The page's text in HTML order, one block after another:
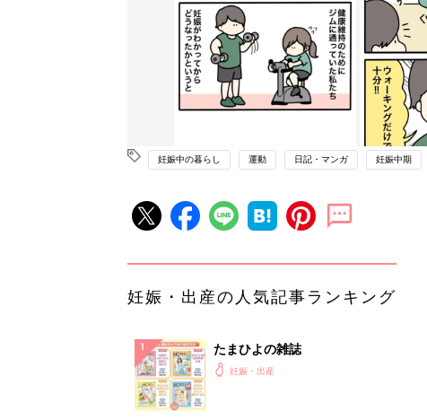
妊娠中の暮らし 運動 日記・マンガ 妊娠中期
妊娠・出産の人気記事ランキング
たまひよの雑誌
妊娠・出産